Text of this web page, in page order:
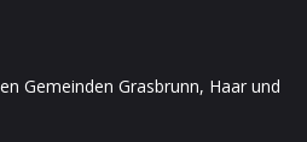
Gemeinden Grasbrunn, Haar und